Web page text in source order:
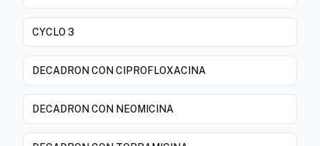
CYCLO 3
DECADRON CON CIPROFLOXACINA
DECADRON CON NEOMICINA